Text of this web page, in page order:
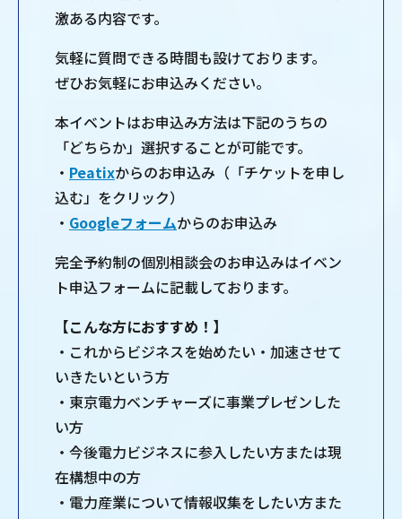
激ある内容です。
気軽に質問できる時間も設けております。
ぜひお気軽にお申込みください。
本イベントはお申込み方法は下記のうちの
「どちらか」選択することが可能です。
・ Peatixからのお申込み（「チケットを申し
込む」をクリック）
・ Googleフォームからのお申込み
完全予約制の個別相談会のお申込みはイベン
ト申込フォームに記載しております。
【こんな方におすすめ！】
・これからビジネスを始めたい・加速させて
いきたいという方
・東京電力ベンチャーズに事業プレゼンした
い方
・今後電力ビジネスに参入したい方または現
在構想中の方
・電力産業について情報収集をしたい方また